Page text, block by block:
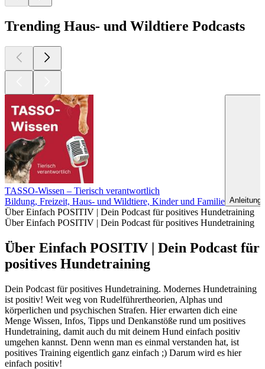
Trending Haus- und Wildtiere Podcasts
TASSO-Wissen – Tierisch verantwortlich
Bildung, Freizeit, Haus- und Wildtiere, Kinder und Familie
Über Einfach POSITIV | Dein Podcast für positives Hundetraining
Über Einfach POSITIV | Dein Podcast für positives Hundetraining
Über Einfach POSITIV | Dein Podcast für
positives Hundetraining
Dein Podcast für positives Hundetraining. Modernes Hundetraining
ist positiv! Weit weg von Rudelführertheorien, Alphas und
körperlichen und psychischen Strafen. Hier erwarten dich eine
Menge Wissen, Infos, Tipps und Denkanstöße rund um positives
Hundetraining, damit auch du mit deinem Hund einfach positiv
umgehen kannst. Denn wenn man es einmal verstanden hat, ist
positives Training eigentlich ganz einfach ;) Darum wird es hier
einfach positiv!